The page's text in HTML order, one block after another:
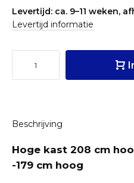
Levertijd: ca. 9–11 weken,
Levertijd informatie
Beschrijving
Hoge kast 208 cm
-179 cm hoog